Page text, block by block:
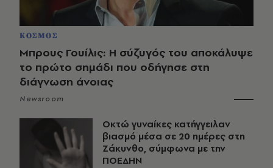
ΚΟΣΜΟΣ
Μπρους Γουίλις: Η σύζυγός του αποκάλυψε
το πρώτο σημάδι που οδήγησε στη
διάγνωση άνοιας
Newsroom
Οκτώ γυναίκες κατήγγειλαν
βιασμό μέσα σε 20 ημέρες στη
Ζάκυνθο, σύμφωνα με την
ΠΟΕΔΗΝ